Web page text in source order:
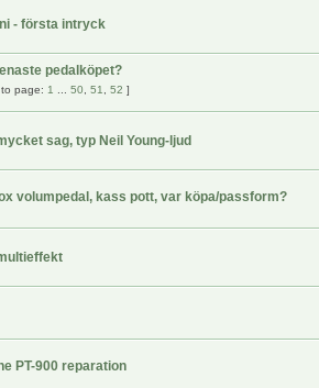
- första intryck
pedalköpet?
page: 1 50 51 52 ]
sag, typ Neil Young-ljud
volumpedal, kass pott, var köpa/passform?
PT-900 reparation